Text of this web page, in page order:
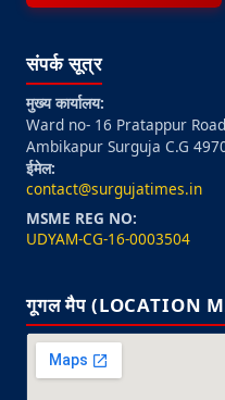
संपर्क सूत्र
मुख्य कार्यालय:
Ward no- 16 Pratappur Road
Ambikapur Surguja C.G
ईमेल:
contact@surgujatimes.in
MSME REG NO:
UDYAM-CG-16-0003504
गूगल मैप (LOCATION